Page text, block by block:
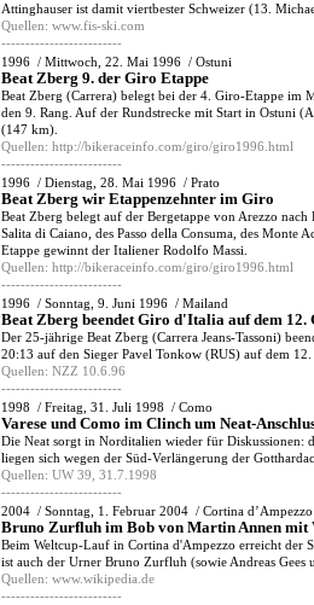
Attinghauser ist damit viertbester Schweizer (13.
Quellen: www.fis-ski.com
-------------------------
1996 / Mittwoch, 22. Mai 1996 / Ostuni
Beat Zberg 9. der Giro Etappe
Beat Zberg (Carrera) belegt bei der 4. Giro-Etappe im
den 9. Rang. Auf der Rundstrecke mit Start in Ostuni
(147 km).
Quellen: http://bikeraceinfo.com/giro/giro1996.html
-------------------------
1996 / Dienstag, 28. Mai 1996 / Prato
Beat Zberg wir Etappenzehnter im Giro
Beat Zberg belegt auf der Bergetappe von Arezzo
Salita di Caiano, des Passo della Consuma, des Monte
Etappe gewinnt der Italiener Rodolfo Massi.
Quellen: http://bikeraceinfo.com/giro/giro1996.html
-------------------------
1996 / Sonntag, 9. Juni 1996 / Mailand
Beat Zberg beendet Giro d'Italia auf dem 12.
Der 25-jährige Beat Zberg (Carrera Jeans-Tassoni)
20:13 auf den Sieger Pavel Tonkow (RUS) auf dem 12.
Quellen: NZZ 10.6.96
-------------------------
1998 / Freitag, 31. Juli 1998 / Como
Varese und Como im Clinch um Neat-
Die Neat sorgt in Norditalien wieder für Diskussionen:
liegen sich wegen der Süd-Verlängerung der
Quellen: UW 39, 31.7.1998
-------------------------
2004 / Sonntag, 1. Februar 2004 / Cortina d’Ampezzo
Bruno Zurfluh im Bob von Martin Annen mit
Beim Weltcup-Lauf in Cortina d'Ampezzo erreicht der
ist auch der Urner Bruno Zurfluh (sowie Andreas Gees
Quellen: www.wikipedia.de
-------------------------